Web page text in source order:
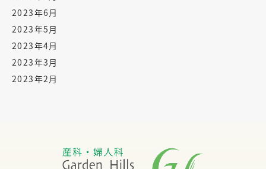
2023年6月
2023年5月
2023年4月
2023年3月
2023年2月